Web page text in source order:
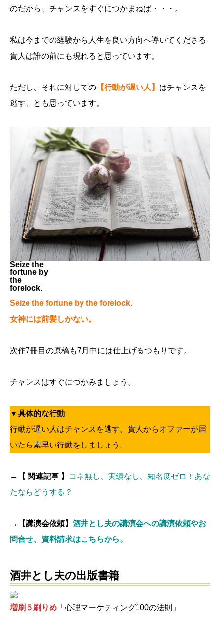
のだから、チャンスをすぐにつかまねば・・・。
私は今までの経験から人生を良い方向へ導いてくださる
貴人は誰の前にも現れると思っています。
ただし、それに対しての 【行動が遅い人】 はチャンスを
逃す、とも思っています。
Seize the
fortune by
the
forelock.
Seize the fortune by the forelock.
女神には前髪しかない。
次作7冊目の原稿も7月中には仕上げるつもりです。
チャンスはすぐにつかみましょう。
▼具体的な行動
行動が遅い人はチャンスを逃す。貴人からオファーが届
いたら素早い行動をしましょう。
→【 関連記事 】
コネ無し、実績なし、知名度ゼロ！あな
たならどうする？
→【講演会依頼】 酒井とし夫の講演会への講演依頼やお
問合せ、資料請求はこちらから。
酒井とし夫の出版書籍
増刷５刷りめ 「心理マーケティング100の法則」